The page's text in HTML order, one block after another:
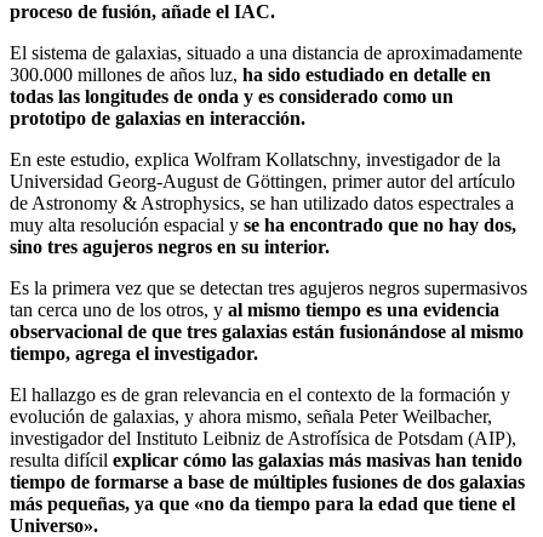
proceso de fusión, añade el IAC.
El sistema de galaxias, situado a una distancia de aproximadamente
300.000 millones de años luz, ha sido estudiado en detalle en
todas las longitudes de onda y es considerado como un
prototipo de galaxias en interacción.
En este estudio, explica Wolfram Kollatschny, investigador de la
Universidad Georg-August de Göttingen, primer autor del artículo
de Astronomy & Astrophysics, se han utilizado datos espectrales a
muy alta resolución espacial y se ha encontrado que no hay dos,
sino tres agujeros negros en su interior.
Es la primera vez que se detectan tres agujeros negros supermasivos
tan cerca uno de los otros, y al mismo tiempo es una evidencia
observacional de que tres galaxias están fusionándose al mismo
tiempo, agrega el investigador.
El hallazgo es de gran relevancia en el contexto de la formación y
evolución de galaxias, y ahora mismo, señala Peter Weilbacher,
investigador del Instituto Leibniz de Astrofísica de Potsdam (AIP),
resulta difícil explicar cómo las galaxias más masivas han tenido
tiempo de formarse a base de múltiples fusiones de dos galaxias
más pequeñas, ya que «no da tiempo para la edad que tiene el
Universo».